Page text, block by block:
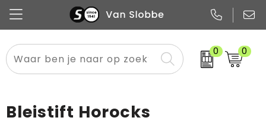
0 0
Alle categorieën
Pennen
Flessen
Meest gekozen
Boodschappen- en draagtassen
Bleistift Horocks